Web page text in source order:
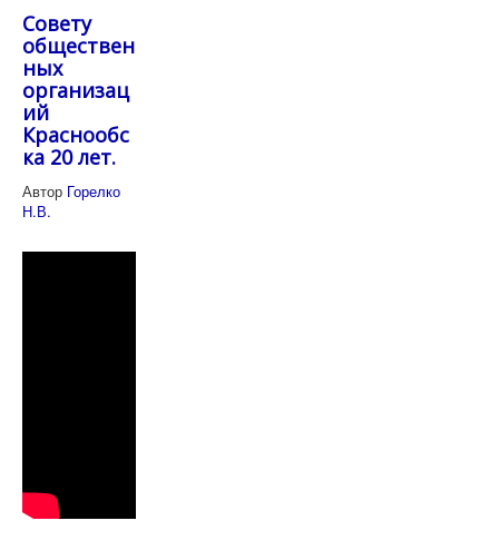
Совету
обществен
ных
организац
ий
Краснообс
ка 20 лет.
Автор Горелко
Н.В.